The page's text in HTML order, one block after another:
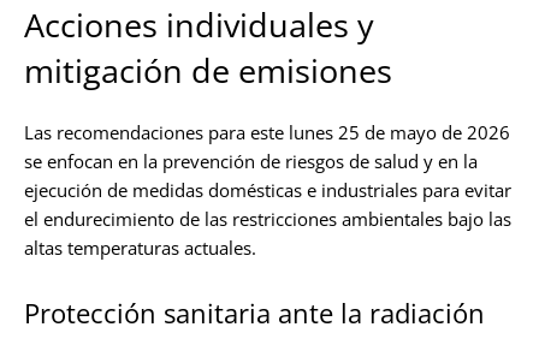
Acciones individuales y
mitigación de emisiones
Las recomendaciones para este lunes 25 de mayo de 2026
se enfocan en la prevención de riesgos de salud y en la
ejecución de medidas domésticas e industriales para evitar
el endurecimiento de las restricciones ambientales bajo las
altas temperaturas actuales.
Protección sanitaria ante la radiación